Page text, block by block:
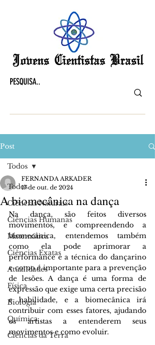
Post
Todos
Ciências Naturais
Ciências Humanas
Matemática
Ciências Exatas
Atualidades
Física
Biologia
Química
Ciências da Terra
Todos
A biomecânica na dança
FERNANDA ARKADER
17 de out. de 2024
Na dança, são feitos diversos
movimentos, e compreendendo a
biomecânica, entendemos também
como ela pode aprimorar a
performance e a técnica do dançarino
e como é importante para a prevenção
de lesões. A dança é uma forma de
expressão que exige uma certa precisão
e habilidade, e a biomecânica irá
contribuir com esses fatores, ajudando
os artistas a entenderem seus
movimentos e como evoluir.